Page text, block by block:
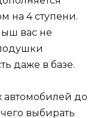
на 4 ступени.
вас не
даже в базе.